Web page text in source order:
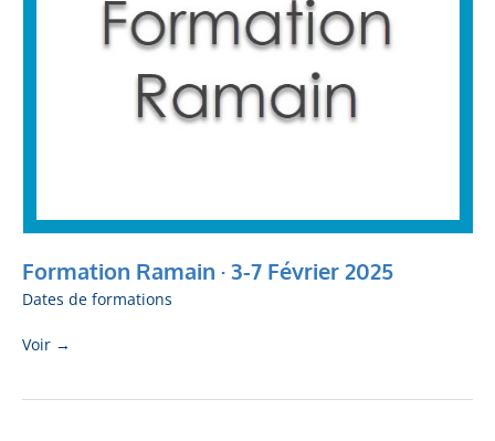
Formation Ramain · 3-7 Février 2025
Dates de formations
Voir →